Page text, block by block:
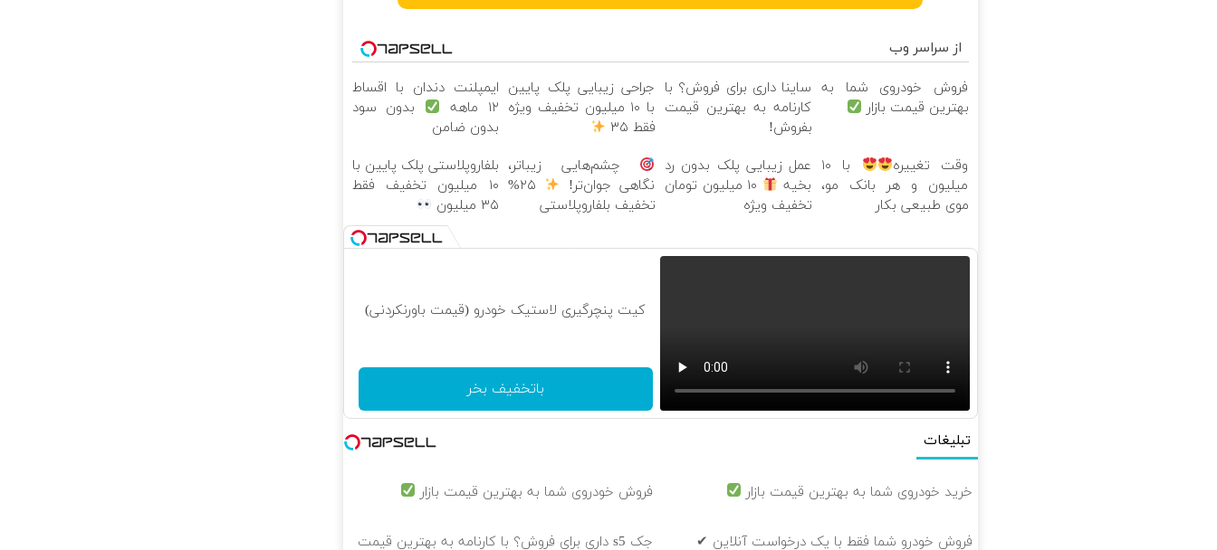
از سراسر وب
فروش خودروی شما به
بهترین قیمت بازار
ساینا داری برای فروش؟ با
کارنامه به بهترین قیمت
بفروش!
جراحی زیبایی پلک پایین
با ۱۰ میلیون تخفیف ویژه
فقط ۳۵
ایمپلنت دندان با اقساط
۱۲ ماهه
بدون سود
بدون ضامن
وقت تغییره
با ۱۰
میلیون و هر بانک مو،
موی طبیعی بکار
عمل زیبایی پلک بدون رد
بخیه
۱۰ میلیون تومان
تخفیف ویژه
چشم‌هایی زیباتر،
نگاهی جوان‌تر!
۲۵%
تخفیف بلفاروپلاستی
بلفاروپلاستی پلک پایین با
۱۰ میلیون تخفیف فقط
۳۵ میلیون
کیت پنچرگیری لاستیک خودرو (قیمت باورنکردنی)
باتخفیف بخر
تبلیغات
خرید خودروی شما به بهترین قیمت بازار فروش خودروی شما به بهترین قیمت بازار
فروش خودرو شما فقط با یک درخواست آنلاین ✔
جک s5 داری برای فروش؟ با کارنامه به بهترین قیمت